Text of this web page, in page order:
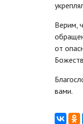
Верим,
от
вами.